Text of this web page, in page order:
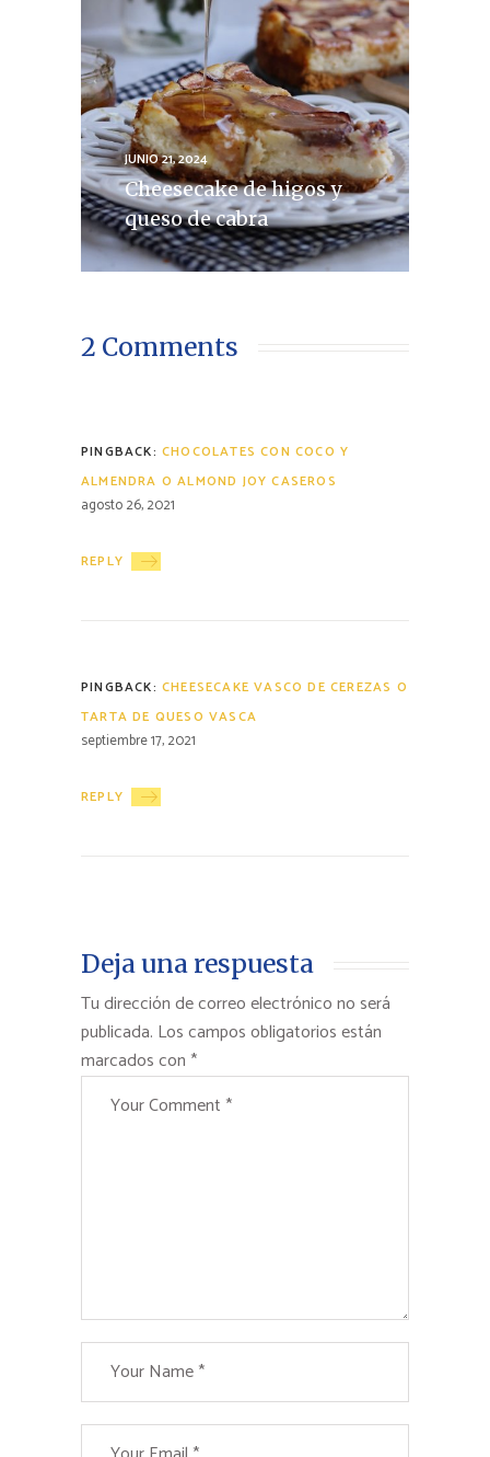
JUNIO 21, 2024
Cheesecake de higos y
queso de cabra
2 Comments
PINGBACK: CHOCOLATES CON COCO Y
ALMENDRA O ALMOND JOY CASEROS
agosto 26, 2021
REPLY
PINGBACK: CHEESECAKE VASCO DE CEREZAS O
TARTA DE QUESO VASCA
septiembre 17, 2021
REPLY
Deja una respuesta
Tu dirección de correo electrónico no será
publicada. Los campos obligatorios están
marcados con *